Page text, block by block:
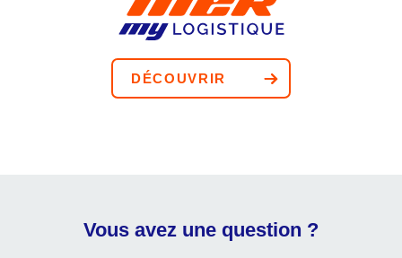
DÉCOUVRIR
Vous avez une question ?